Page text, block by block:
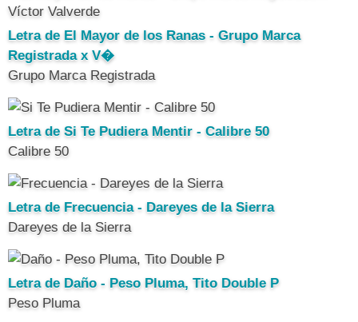
Letra de El Mayor de los Ranas - Grupo Marca
Registrada x V�
Grupo Marca Registrada
Letra de Si Te Pudiera Mentir - Calibre 50
Calibre 50
Letra de Frecuencia - Dareyes de la Sierra
Dareyes de la Sierra
Letra de Daño - Peso Pluma, Tito Double P
Peso Pluma